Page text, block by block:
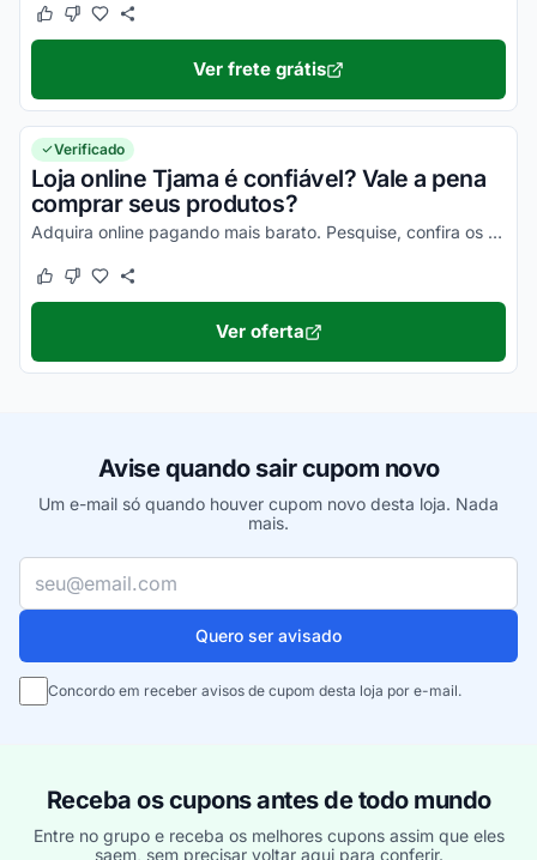
Este cupom funcionou
Este cupom não funcionou
Ver frete grátis
Verificado
Loja online Tjama é confiável? Vale a pena
comprar seus produtos?
Adquira online pagando mais barato. Pesquise, confira os comentários e constate a eficiência e os benefícios do site Tjama!
Este cupom funcionou
Este cupom não funcionou
Ver oferta
Avise quando sair cupom novo
Um e-mail só quando houver cupom novo desta loja. Nada
mais.
Quero ser avisado
Concordo em receber avisos de cupom desta loja por e-mail.
Receba os cupons antes de todo mundo
Entre no grupo e receba os melhores cupons assim que eles
saem, sem precisar voltar aqui para conferir.